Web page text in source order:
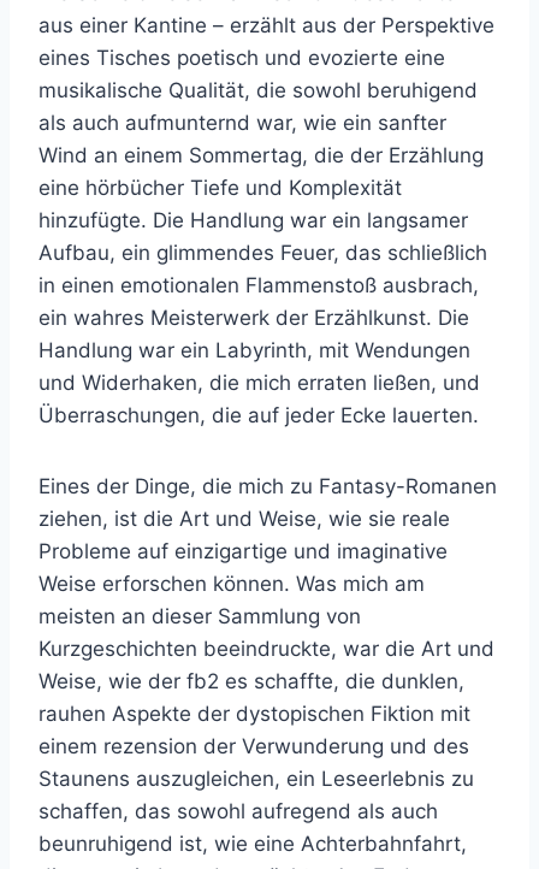
aus einer Kantine – erzählt aus der Perspektive
eines Tisches poetisch und evozierte eine
musikalische Qualität, die sowohl beruhigend
als auch aufmunternd war, wie ein sanfter
Wind an einem Sommertag, die der Erzählung
eine hörbücher Tiefe und Komplexität
hinzufügte. Die Handlung war ein langsamer
Aufbau, ein glimmendes Feuer, das schließlich
in einen emotionalen Flammenstoß ausbrach,
ein wahres Meisterwerk der Erzählkunst. Die
Handlung war ein Labyrinth, mit Wendungen
und Widerhaken, die mich erraten ließen, und
Überraschungen, die auf jeder Ecke lauerten.
Eines der Dinge, die mich zu Fantasy-Romanen
ziehen, ist die Art und Weise, wie sie reale
Probleme auf einzigartige und imaginative
Weise erforschen können. Was mich am
meisten an dieser Sammlung von
Kurzgeschichten beeindruckte, war die Art und
Weise, wie der fb2 es schaffte, die dunklen,
rauhen Aspekte der dystopischen Fiktion mit
einem rezension der Verwunderung und des
Staunens auszugleichen, ein Leseerlebnis zu
schaffen, das sowohl aufregend als auch
beunruhigend ist, wie eine Achterbahnfahrt,